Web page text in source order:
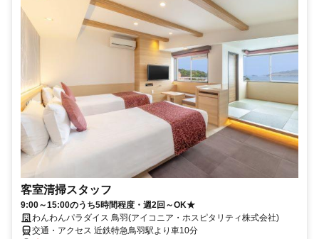
客室清掃スタッフ
9:00～15:00のうち5時間程度・週2回～OK★
わんわんパラダイス 鳥羽(アイコニア・ホスピタリティ株式会社)
交通・アクセス 近鉄特急鳥羽駅より車10分